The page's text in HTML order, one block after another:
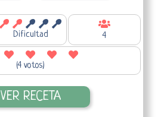
Dificultad 4
(4 votos)
VER RECETA